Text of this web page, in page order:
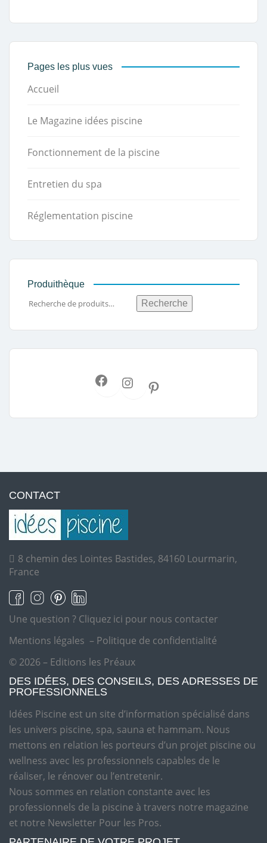
Pages les plus vues
Accueil
Le Magazine idées piscine
Fonctionnement de la piscine
Entretien du spa
Réglementation piscine
Produithèque
Recherche
CONTACT
8 chemin des Lointes Bastides, 84160 Lourmarin,
France
Une question ? Cliquez ici pour nous contacter
Mentions légales – Politique de confidentialité
© 2026 – Editions les Préaux
DES IDÉES, DES CONSEILS, DES ADRESSES DE
PROFESSIONNELS
Idées Piscine est un site d’information spécialisé dans
les univers piscine, spa, sauna et hammam. Nous
mettons en relation les porteurs d’un projet piscine ou
wellness avec les professionnels capables de le
réaliser, le rénover ou l’entretenir.
Nous sommes en relation constante avec les
professionnels de la piscine à travers notre magazine
et notre Newsletter Pour les Pros.